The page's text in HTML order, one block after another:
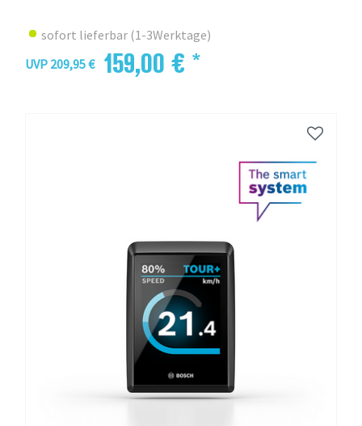
sofort lieferbar (1-3Werktage)
UVP 209,95 € 159,00 € *